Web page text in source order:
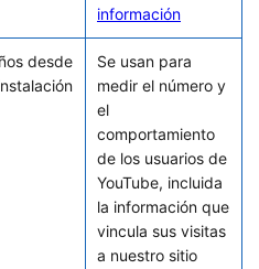
información
desde
Se usan para
medir el número y
el
comportamiento
de los usuarios de
YouTube, incluida
la información que
vincula sus visitas
a nuestro sitio